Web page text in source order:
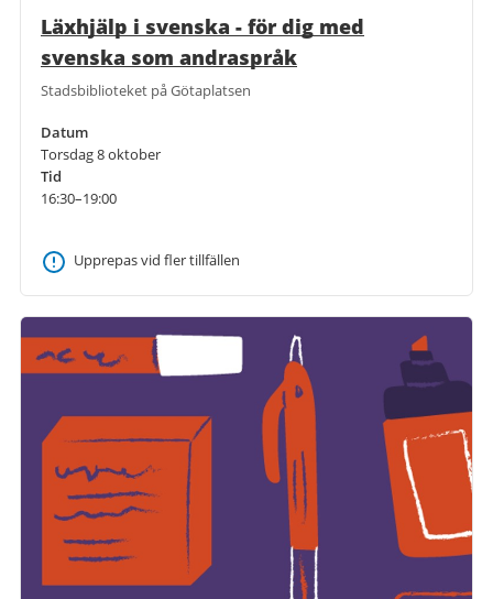
Läxhjälp i svenska - för dig med
svenska som andraspråk
Stadsbiblioteket på Götaplatsen
Datum
Torsdag 8 oktober
Tid
16:30–19:00
Upprepas vid fler tillfällen